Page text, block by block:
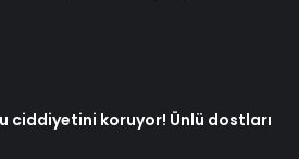
ciddiyetini koruyor! Ünlü dostları